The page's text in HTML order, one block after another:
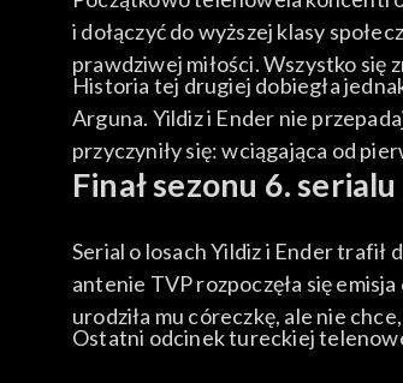
i dołączyć do wyższej klasy
prawdziwej miłości. Wszystko się
Historia tej drugiej dobiegła
Arguna. Yildiz i Ender nie
przyczyniły się: wciągająca od
Finał sezonu 6.
Serial o losach Yildiz i Ender trafił
antenie TVP rozpoczęła się
urodziła mu córeczkę, ale nie
Ostatni odcinek tureckiej